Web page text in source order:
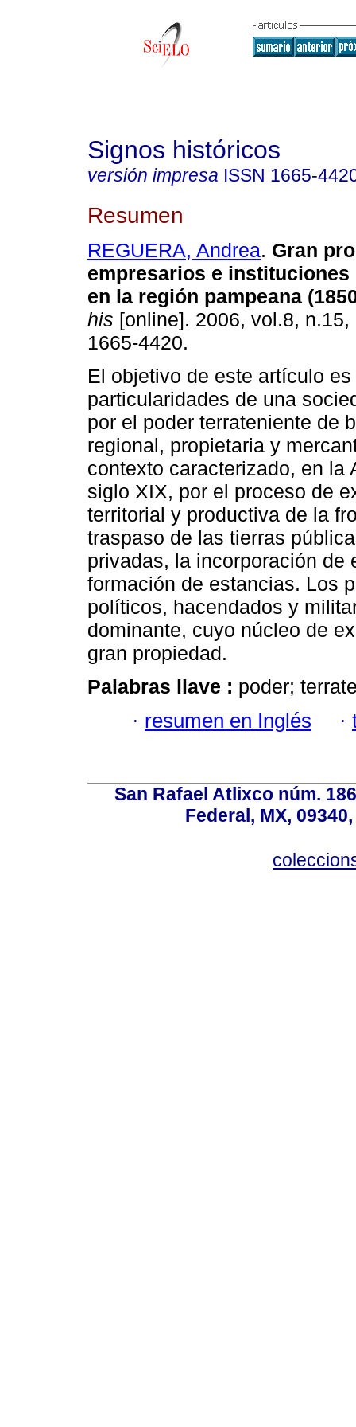
Signos históricos
versión impresa ISSN 1665-
Resumen
REGUERA, Andrea. Gran
empresarios e instituciones
en la región pampeana
his [online]. 2006, vol.8,
1665-4420.
El objetivo de este artículo
particularidades de una
por el poder terrateniente de
regional, propietaria y
contexto caracterizado, en la
siglo XIX, por el proceso de
territorial y productiva de la
traspaso de las tierras
privadas, la incorporación de
formación de estancias. Los
políticos, hacendados y
dominante, cuyo núcleo de
gran propiedad.
Palabras llave : poder;
· resumen en Inglés ·
San Rafael Atlixco núm.
Federal, MX,